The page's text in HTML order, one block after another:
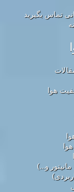
تماس بگیرید
هوا
و…)